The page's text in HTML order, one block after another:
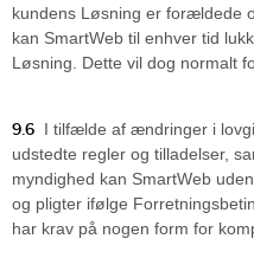
kundens Løsning er forældede
kan SmartWeb til enhver tid
Løsning. Dette vil dog normalt
9.6 I tilfælde af ændringer i
udstedte regler og tilladelser,
myndighed kan SmartWeb
og pligter ifølge
har krav på nogen form for